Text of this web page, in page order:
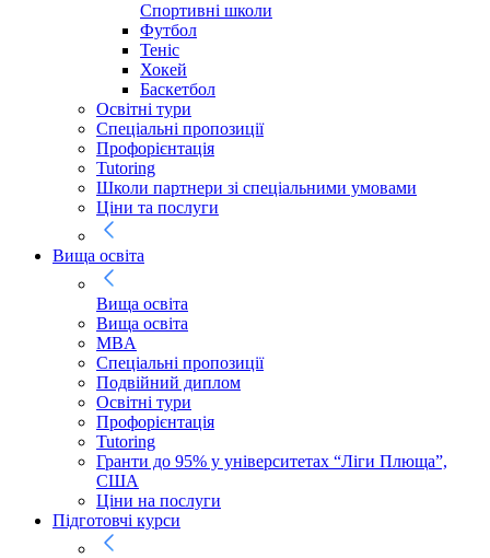
Спортивні школи
Футбол
Теніс
Хокей
Баскетбол
Освітні тури
Спеціальні пропозиції
Профорієнтація
Tutoring
Школи партнери зі спеціальними умовами
Ціни та послуги
Вища освіта
Вища освіта
Вища освіта
MBA
Спеціальні пропозиції
Подвійний диплом
Освітні тури
Профорієнтація
Tutoring
Гранти до 95% у університетах “Ліги Плюща”,
США
Ціни на послуги
Підготовчі курси